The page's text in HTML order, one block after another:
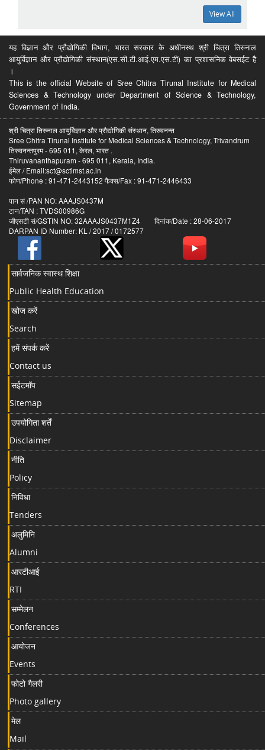
View All
यह विज्ञान और प्रौद्योगिकी विभाग, भारत सरकार के अधीनस्थ श्री चित्रा तिरुनाल
आयुर्विज्ञान और प्रौद्योगिकी संस्थान(एस.सी.टी.आई.एम.एस.टी) का प्रशासनिक वेबसईट है
।
This is the official Website of Sree Chitra Tirunal Institute for Medical
Sciences & Technology under Department of Science & Technology,
Government of India.
श्री चित्रा तिरुनाल आयुर्विज्ञान और प्रौद्योगिकी संस्थान, तिरुवनन्त
Sree Chitra Tirunal Institute for Medical Sciences & Technology, Trivandrum
तिरुवनन्तपुरम - 695 011, केरल, भारत .
Thiruvananthapuram - 695 011, Kerala, India.
ईमेल / Email:sct@sctimst.ac.in
फोण/Phone : 91-471-2443152 फैक्स/Fax : 91-471-2446433
पान सं /PAN NO: AAAJS0437M
टान/TAN : TVDS00986G
जीएसटी सं/GSTIN NO: 32AAAJS0437M1Z4 दिनांक/Date : 28-06-2017
DARPAN ID Number: KL / 2017 / 0172577
सार्वजनिक स्वास्थ शिक्षा
Public Health Education
खोज करें
Search
हमें संपर्क करें
Contact us
सईटमॉप
Sitemap
उपयोगिता शर्तें
Disclaimer
नीति
Policy
निविधा
Tenders
अलुमिनि
Alumni
आरटीआई
RTI
सम्मेलन
Conferences
आयोजन
Events
फोटो गैलरी
Photo gallery
मेल
Mail